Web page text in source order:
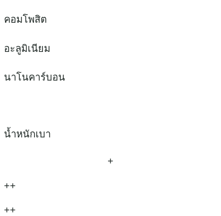
คอมโพสิต​
อะลูมิเนียม
นาโนคาร์บอน
น้ำหนักเบา
+
++
++